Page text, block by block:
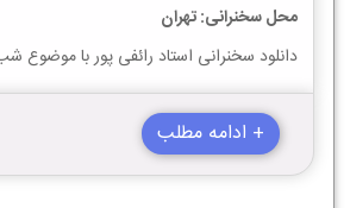
محل سخنرانی: تهران
دانلود سخنرانی استاد رائفی پور با موضوع شب
+ ادامه مطلب